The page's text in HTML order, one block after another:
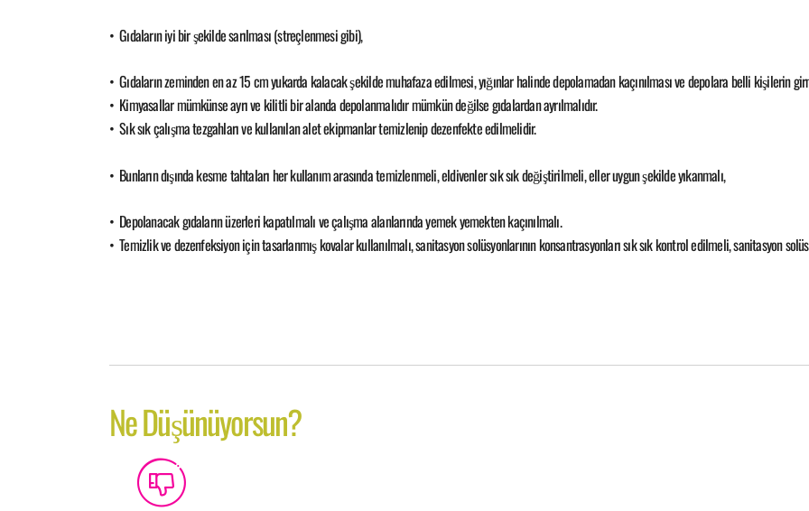
• Gıdaların iyi bir şekilde sarılması (streçlenmesi gibi),
• Gıdaların zeminden en az 15 cm yukarda kalacak şekilde muhafaza edilmesi, yığınlar halinde depolamadan kaçınılması ve depolara belli kişilerin
• Kimyasallar mümkünse ayrı ve kilitli bir alanda depolanmalıdır mümkün değilse gıdalardan ayrılmalıdır.
• Sık sık çalışma tezgahları ve kullanılan alet ekipmanlar temizlenip dezenfekte edilmelidir.
• Bunların dışında kesme tahtaları her kullanım arasında temizlenmeli, eldivenler sık sık değiştirilmeli, eller uygun şekilde yıkanmalı,
• Depolanacak gıdaların üzerleri kapatılmalı ve çalışma alanlarında yemek yemekten kaçınılmalı.
• Temizlik ve dezenfeksiyon için tasarlanmış kovalar kullanılmalı, sanitasyon solüsyonlarının konsantrasyonları sık sık kontrol edilmeli, sanitasyon
Ne Düşünüyorsun?